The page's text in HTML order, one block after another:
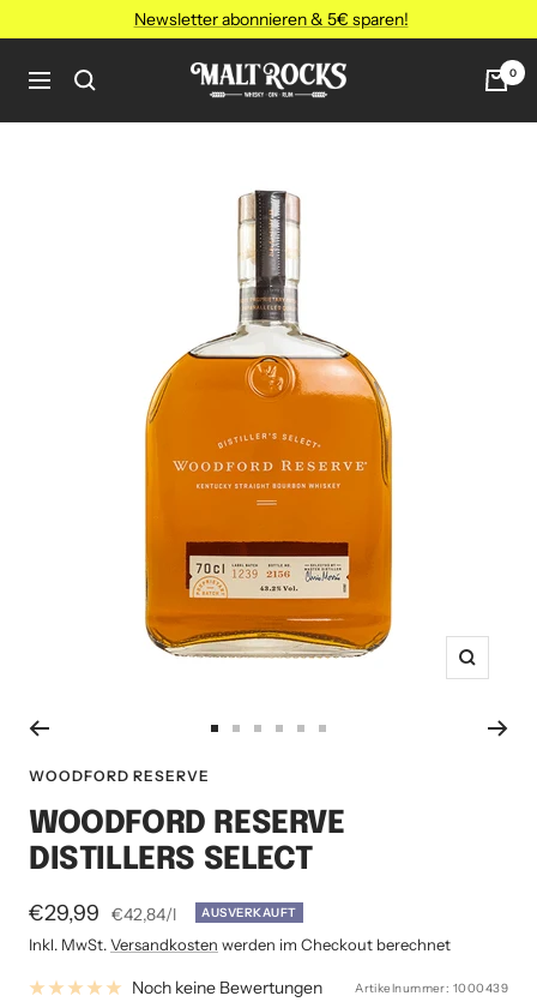
zum
Inhalt
Newsletter abonnieren & 5€ sparen!
Navigation
MALT
ROCKS
0
Zoom
gehen
gehengehengehengehen
gehen
WOODFORD RESERVE
WOODFORD RESERVE
DISTILLERS SELECT
Angebotspreis
€29,99 €42,84/l AUSVERKAUFT
Inkl. MwSt.Versandkosten werden im Checkout berechnet
Noch keine Bewertungen Artikelnummer: 1000439